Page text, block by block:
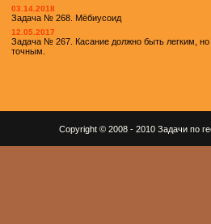
03.14.2018
Задача № 268. Мёбиусоид
12.05.2017
Задача № 267. Касание должно быть легким, но
точным.
Copyright © 2008 - 2010 Задачи по